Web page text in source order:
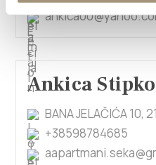
Ankica
BANA JELAČIĆA 10,
+38598784685